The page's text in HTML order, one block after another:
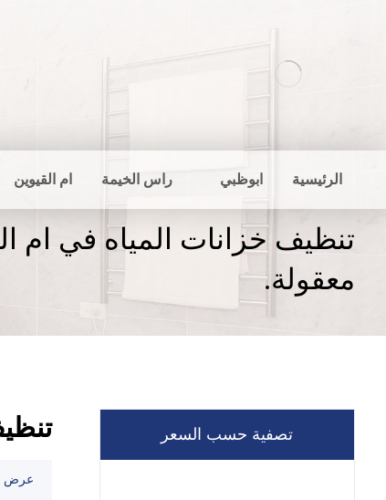
الرئيسية ابوظبي راس الخيمة ام القيوين
تنظيف خزانات المياه في ام
معقولة.
عرض
تصفية حسب السعر